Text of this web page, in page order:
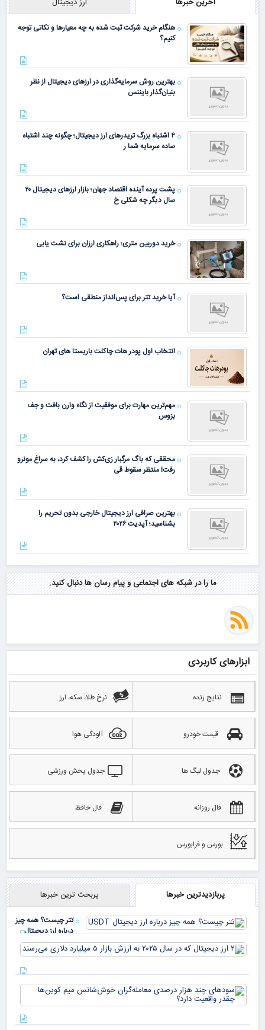
هنگام خرید شرکت ثبت شده به چه معیارها و نکاتی توجه
کنیم؟
بهترین روش سرمایه‌گذاری در ارزهای دیجیتال از نظر
بنیان‌گذار بایننس
۴ اشتباه بزرگ تریدرهای ارز دیجیتال؛ چگونه چند اشتباه
ساده سرمایه شما ر
پشت پرده آینده اقتصاد جهان؛ بازار ارزهای دیجیتال ۲۰
سال دیگر چه شکلی خ
خرید دوربین متری؛ راهکاری ارزان برای نشت یابی
آیا خرید تتر برای پس‌انداز منطقی است؟
انتخاب اول پودر هات چاکلت باریستا های تهران
مهم‌ترین مهارت برای موفقیت از نگاه وارن بافت و جف
بزوس
محققی که باگ مرگبار زی‌کش را کشف کرد، به سراغ مونرو
رفت! منتظر سقوط قی
بهترین صرافی ارز دیجیتال خارجی بدون تحریم را
بشناسید؛ آپدیت ۲۰۲۶
ما را در شبکه های اجتماعی و پیام رسان ها دنبال کنید.
ابزارهای کاربردی
نتایج زنده نرخ طلا، سکه، ارز
قیمت خودرو آلودگی هوا
جدول لیگ ها جدول پخش ورزشی
فال روزانه فال حافظ
بورس و فرابورس
پربازدیدترین خبرها پربحث ترین خبرها
تتر چیست؟ همه چیز
درباره ارز دیجیتال
USDT